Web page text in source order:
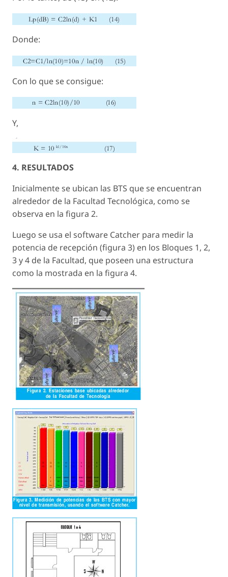
Donde:
Con lo que se consigue:
Y,
4. RESULTADOS
Inicialmente se ubican las BTS que se encuentran
alrededor de la Facultad Tecnológica, como se
observa en la figura 2.
Luego se usa el software Catcher para medir la
potencia de recepción (figura 3) en los Bloques 1, 2,
3 y 4 de la Facultad, que poseen una estructura
como la mostrada en la figura 4.